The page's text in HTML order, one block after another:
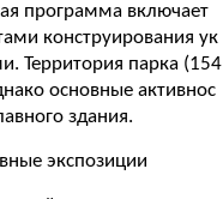
программа включает
конструирования ук
Территория парка (154
основные активнос
здания.
экспозиции